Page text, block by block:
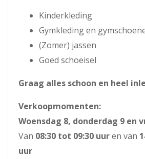
Kinderkleding
Gymkleding en
(Zomer) jassen
Goed schoeisel
Graag alles schoon en heel
Verkoopmomenten:
Woensdag 8, donderdag 9 en
Van 08:30 tot 09:30 uuren van
uur